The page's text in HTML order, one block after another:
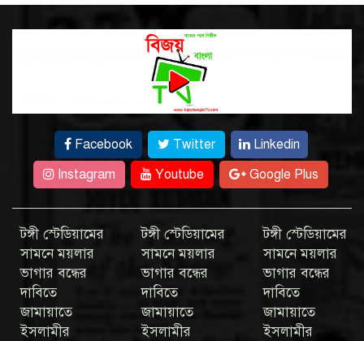
Facebook Twitter
Linkedin
Instagram
Youtube Google Plus
টঙ্গী স্টেডিয়ামের
সামনে ময়লার
ভাগার বন্ধের
দাবিতে
জামায়াতে
ইসলামীর
টঙ্গী স্টেডিয়ামের
সামনে ময়লার
ভাগার বন্ধের
দাবিতে
জামায়াতে
ইসলামীর
টঙ্গী স্টেডিয়ামের
সামনে ময়লার
ভাগার বন্ধের
দাবিতে
জামায়াতে
ইসলামীর